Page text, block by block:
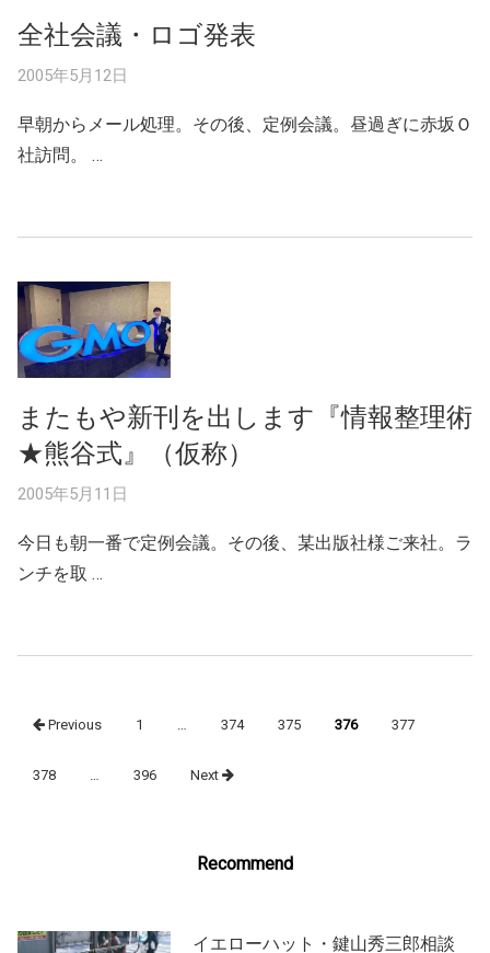
全社会議・ロゴ発表
2005年5月12日
早朝からメール処理。その後、定例会議。昼過ぎに赤坂Ｏ
社訪問。 …
またもや新刊を出します『情報整理術
★熊谷式』（仮称）
2005年5月11日
今日も朝一番で定例会議。その後、某出版社様ご来社。ラ
ンチを取 …
navigation
Previous 1 374 375 376 377
378 396 Next
Recommend
イエローハット・鍵山秀三郎相談